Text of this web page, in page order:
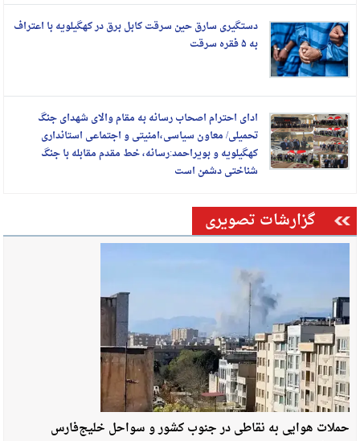
دستگیری سارق حین سرقت کابل برق در کهگیلویه با اعتراف
به ۵ فقره سرقت
ادای احترام اصحاب رسانه به مقام والای شهدای جنگ
تحمیلی/ معاون سیاسی،امنیتی و اجتماعی استانداری
کهگیلویه و بویراحمد:رسانه، خط مقدم مقابله با جنگ
شناختی دشمن است
گزارشات تصویری
حملات هوایی به نقاطی در جنوب کشور و سواحل خلیج‌فارس